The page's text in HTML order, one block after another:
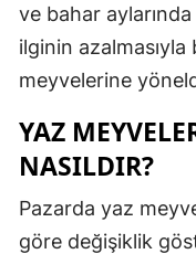
ve bahar
ilginin
meyvelerine
YAZ
NASILDIR?
Pazarda yaz
göre değişiklik